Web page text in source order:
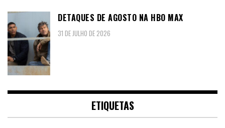
DETAQUES DE AGOSTO NA HBO MAX
31 DE JULHO DE 2026
ETIQUETAS